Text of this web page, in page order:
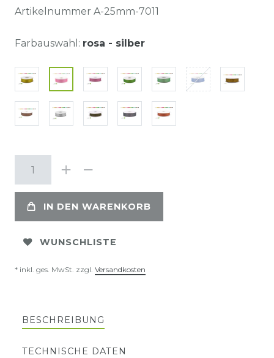
Artikelnummer A-25mm-7011
Farbauswahl: rosa - silber
IN DEN WARENKORB
WUNSCHLISTE
* inkl. ges. MwSt. zzgl. Versandkosten
BESCHREIBUNG
TECHNISCHE DATEN